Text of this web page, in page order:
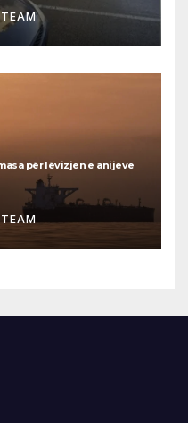
për lëvizjen e anijeve